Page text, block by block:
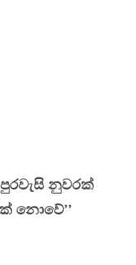
නුවරක්
නොවේ’’